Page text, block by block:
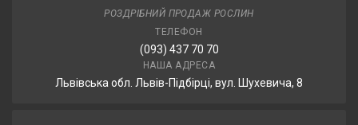
РОЗДРІБНИЙ ПРОДАЖ РОСЛИН
ТЕЛЕФОН
(093) 437 70 70
НАША АДРЕСА
Львівська обл. Львів-Підбірці, вул. Шухевича, 8